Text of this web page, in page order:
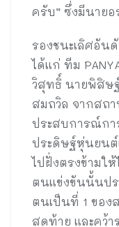
ครับ” ซึ่งมีนาย
รองชนะเลิศอันดั
ได้แก่ ทีม
วิสุทธิ์ นายพิสิษ
สมถวิล จากสถ
ประสบการณ์กา
ประดิษฐ์หุ่นยนต์
ไปฝั่งตรงข้ามใ
ตนแข่งขันนั้นปร
ตนเป็นที่ 1 ของ
สุดท้าย และคว้า